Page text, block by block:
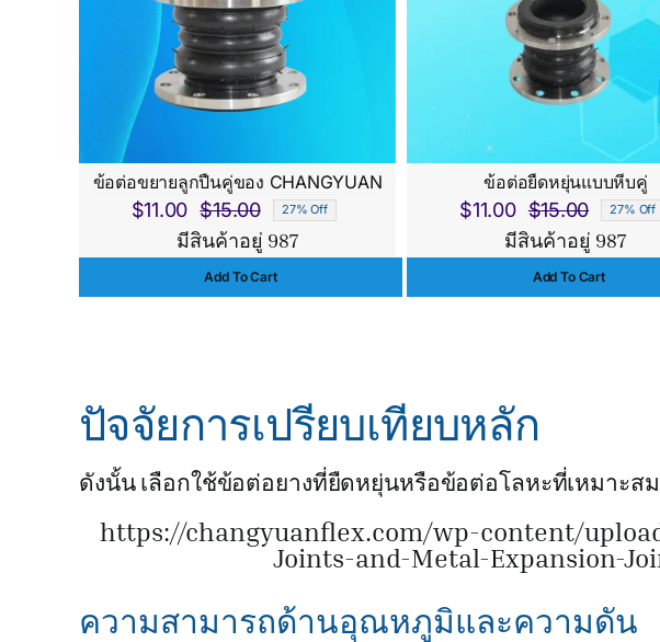
ข้อต่อขยายลูกปืนคู่ของ CHANGYUAN
$15.00
Original
price
was:
$11.00
Current
price
is:
27% Off
มีสินค้าอยู่ 987
Add To Cart
ข้อต่อยืดหยุ่นแบบหีบคู่
$15.00
Original
price
was:
$11.00
Current
price
is:
27% Off
มีสินค้าอยู่ 987
Add To Cart
ปัจจัยการเปรียบเทียบหลัก
ดังนั้น เลือกใช้ข้อต่อยางที่ยืดหยุ่นหรือข้อต่อโลหะที่เหมาะส
https://changyuanflex.com/wp-content/
Joints-and-Metal-Expansion-
ความสามารถด้านอุณหภูมิและความดัน